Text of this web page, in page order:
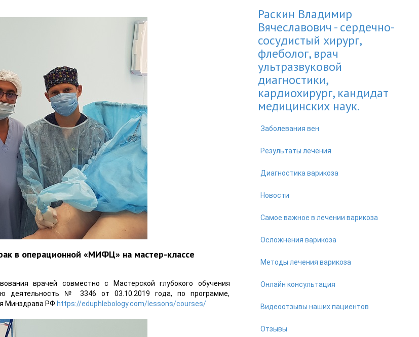
в операционной «МИФЦ» на мастер-классе
врачей совместно с Мастерской глубокого обучения
деятельность № 3346 от 03.10.2019 года, по программе,
Минздрава РФ https://eduphlebology.com/lessons/courses/
Раскин Владимир
Вячеславович - cердечно-
сосудистый хирург,
флеболог, врач
ультразвуковой
диагностики,
кардиохирург, кандидат
медицинских наук.
Заболевания вен
Результаты лечения
Диагностика варикоза
Новости
Самое важное в лечении варикоза
Осложнения варикоза
Методы лечения варикоза
Онлайн консультация
Видеоотзывы наших пациентов
Отзывы